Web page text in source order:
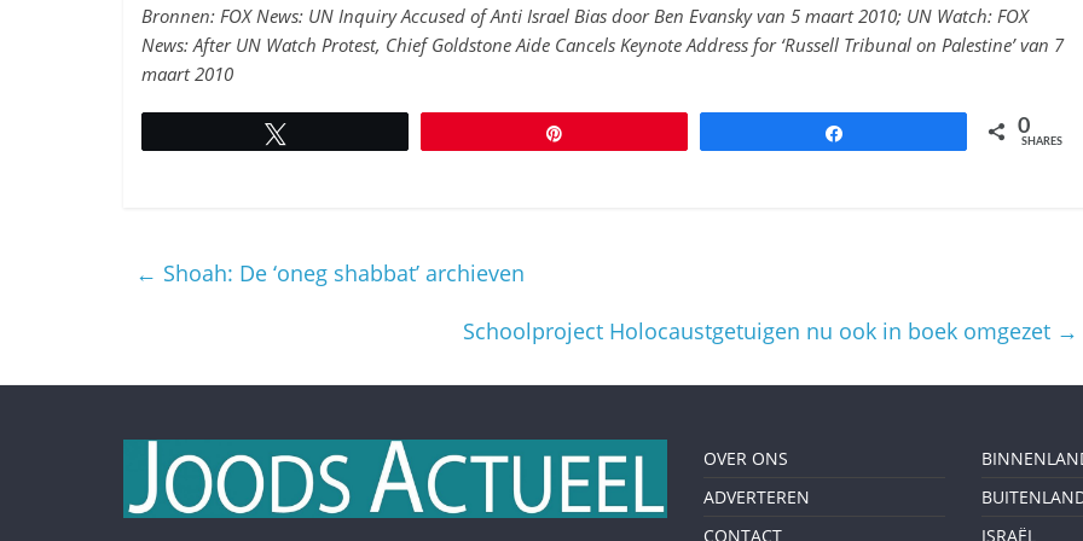
Bronnen: FOX News: UN Inquiry Accused of Anti Israel Bias door Ben Evansky van 5 maart 2010; UN Watch: FOX
News: After UN Watch Protest, Chief Goldstone Aide Cancels Keynote Address for ‘Russell Tribunal on Palestine’ van 7
maart 2010
0
SHARES
← Shoah: De ‘oneg shabbat’ archieven
Schoolproject Holocaustgetuigen nu ook in boek omgezet →
OVER ONS
ADVERTEREN
CONTACT
ISRAËL